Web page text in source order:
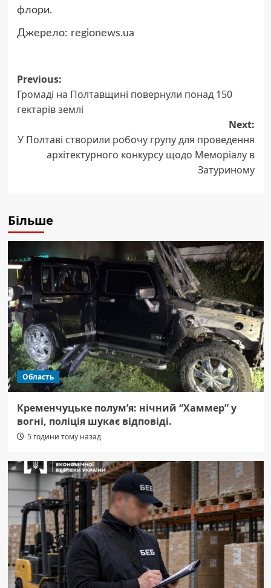
флори.
Джерело: regionews.ua
Post
navigation
Previous:
Громаді на Полтавщині повернули понад 150
гектарів землі
Next:
У Полтаві створили робочу групу для проведення
архітектурного конкурсу щодо Меморіалу в
Затуриному
Більше
Область
Кременчуцьке полум’я: нічний “Хаммер” у
вогні, поліція шукає відповіді.
5 години тому назад